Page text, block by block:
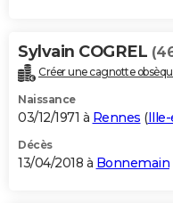
Sylvain COGREL
Créer une cagnotte
Naissance
03/12/1971 à Rennes (Ille-
Décès
13/04/2018 à Bonnemain